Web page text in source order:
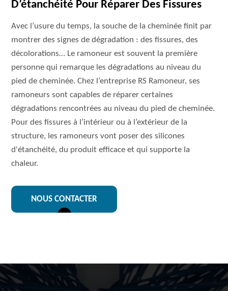
D’étanchéité Pour Réparer Des Fissures
Avec l’usure du temps, la souche de la cheminée finit par
montrer des signes de dégradation : des fissures, des
décolorations… Le ramoneur est souvent la première
personne qui remarque les dégradations au niveau du
pied de cheminée. Chez l’entreprise RS Ramoneur, ses
ramoneurs sont capables de réparer certaines
dégradations rencontrées au niveau du pied de cheminée.
Pour des fissures à l’intérieur ou à l’extérieur de la
structure, les ramoneurs vont poser des silicones
d'étanchéité, du produit efficace et qui supporte la
chaleur.
NOUS CONTACTER